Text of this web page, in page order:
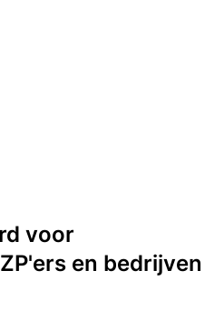
voor
en bedrijven